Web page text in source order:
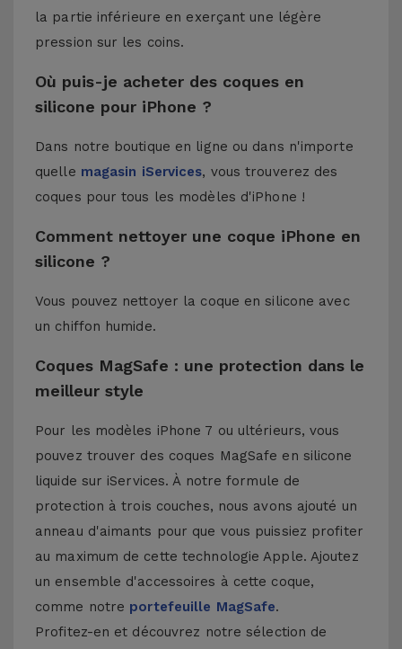
la partie inférieure en exerçant une légère
pression sur les coins.
Où puis-je acheter des coques en
silicone pour iPhone ?
Dans notre boutique en ligne ou dans n'importe
quelle magasin iServices, vous trouverez des
coques pour tous les modèles d'iPhone !
Comment nettoyer une coque iPhone en
silicone ?
Vous pouvez nettoyer la coque en silicone avec
un chiffon humide.
Coques MagSafe : une protection dans le
meilleur style
Pour les modèles iPhone 7 ou ultérieurs, vous
pouvez trouver des coques MagSafe en silicone
liquide sur iServices. À notre formule de
protection à trois couches, nous avons ajouté un
anneau d'aimants pour que vous puissiez profiter
au maximum de cette technologie Apple. Ajoutez
un ensemble d'accessoires à cette coque,
comme notre portefeuille MagSafe.
Profitez-en et découvrez notre sélection de